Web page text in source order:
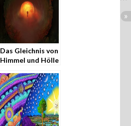
Das Gleichnis von
Himmel und Hölle